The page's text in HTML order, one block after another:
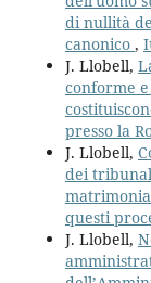
di nullità
canonico ,
J. Llobell,
conforme
presso la
J. Llobell,
dei
questi
J. Llobell,